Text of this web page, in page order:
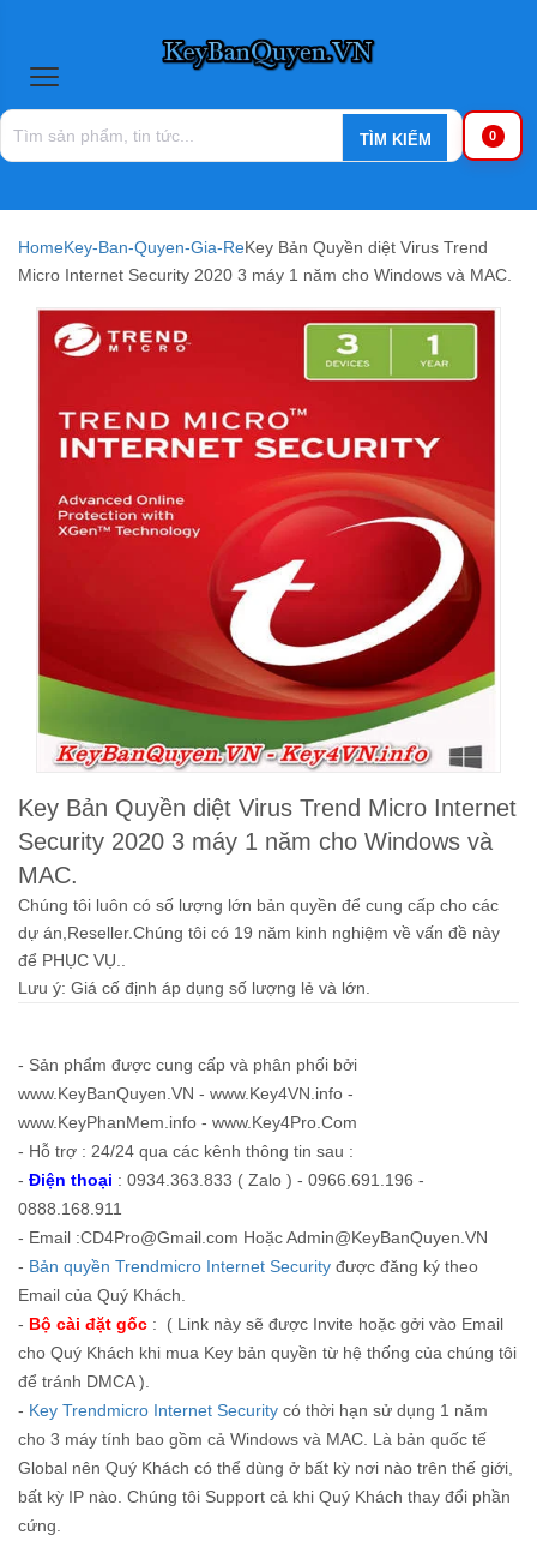
0
HomeKey-Ban-Quyen-Gia-ReKey Bản Quyền diệt Virus Trend
Micro Internet Security 2020 3 máy 1 năm cho Windows và MAC.
Key Bản Quyền diệt Virus Trend Micro Internet
Security 2020 3 máy 1 năm cho Windows và
MAC.
Chúng tôi luôn có số lượng lớn bản quyền để cung cấp cho các
dự án,Reseller.Chúng tôi có 19 năm kinh nghiệm về vấn đề này
để PHỤC VỤ..
Lưu ý: Giá cố định áp dụng số lượng lẻ và lớn.
- Sản phẩm được cung cấp và phân phối bởi
www.KeyBanQuyen.VN - www.Key4VN.info -
www.KeyPhanMem.info - www.Key4Pro.Com
- Hỗ trợ : 24/24 qua các kênh thông tin sau :
- Điện thoại : 0934.363.833 ( Zalo ) - 0966.691.196 -
0888.168.911
- Email :CD4Pro@Gmail.com Hoặc Admin@KeyBanQuyen.VN
- Bản quyền Trendmicro Internet Security được đăng ký theo
Email của Quý Khách.
- Bộ cài đặt gốc : ( Link này sẽ được Invite hoặc gởi vào Email
cho Quý Khách khi mua Key bản quyền từ hệ thống của chúng tôi
để tránh DMCA ).
- Key Trendmicro Internet Security có thời hạn sử dụng 1 năm
cho 3 máy tính bao gồm cả Windows và MAC. Là bản quốc tế
Global nên Quý Khách có thể dùng ở bất kỳ nơi nào trên thế giới,
bất kỳ IP nào. Chúng tôi Support cả khi Quý Khách thay đổi phần
cứng.